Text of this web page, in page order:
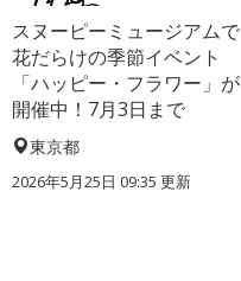
スヌーピーミュージアムで
花だらけの季節イベント
「ハッピー・フラワー」が
開催中！7月3日まで
東京都
2026年5月25日 09:35 更新